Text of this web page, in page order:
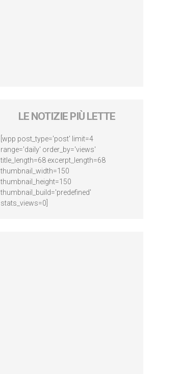
LE NOTIZIE PIÙ LETTE
[wpp post_type='post' limit=4
range='daily' order_by='views'
title_length=68 excerpt_length=68
thumbnail_width=150
thumbnail_height=150
thumbnail_build='predefined'
stats_views=0]